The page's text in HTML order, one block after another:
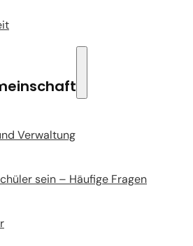
Verwaltung
sein – Häufige Fragen